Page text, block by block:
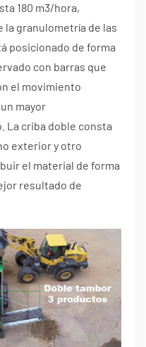
180 m3/hora,
la granulometría de las
posicionado de forma
con barras que
el movimiento
mayor
La criba doble consta
exterior y otro
el material de forma
resultado de